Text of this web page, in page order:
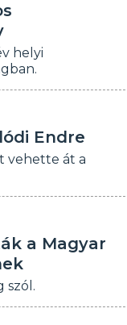
helyi
Endre
vehette át a
a Magyar
szól.